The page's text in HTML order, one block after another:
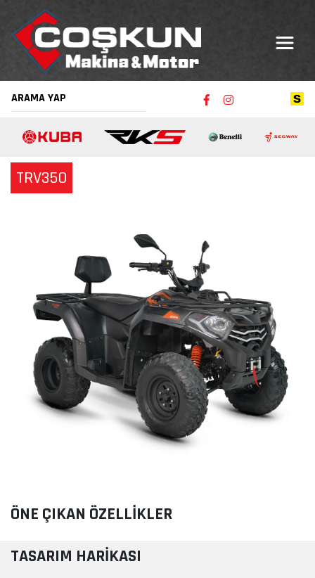
TRV350
ÖNE ÇIKAN ÖZELLİKLER
TASARIM HARİKASI